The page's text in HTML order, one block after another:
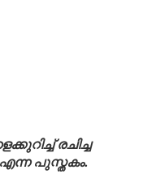
രചിച്ച
എന്ന പുസ്തകം.